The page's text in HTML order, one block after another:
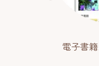
電子書